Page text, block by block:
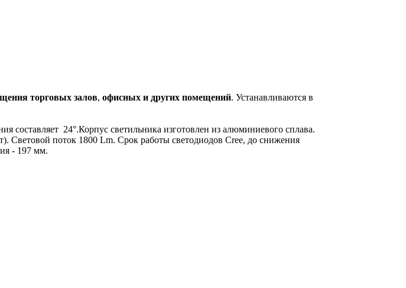
торговых залов, офисных и других помещений. Устанавливаются в
составляет 24°.Корпус светильника изготовлен из алюминиевого сплава.
Световой поток 1800 Lm. Срок работы светодиодов Cree, до снижения
- 197 мм.